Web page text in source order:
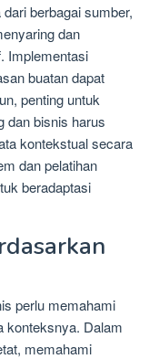
berbagai sumber,
dan
Implementasi
buatan dapat
penting untuk
dan bisnis harus
kontekstual secara
dan pelatihan
beradaptasi
perlu memahami
konteksnya. Dalam
memahami